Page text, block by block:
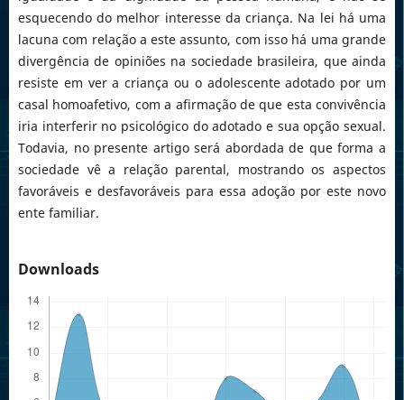
esquecendo do melhor interesse da criança. Na lei há uma
lacuna com relação a este assunto, com isso há uma grande
divergência de opiniões na sociedade brasileira, que ainda
resiste em ver a criança ou o adolescente adotado por um
casal homoafetivo, com a afirmação de que esta convivência
iria interferir no psicológico do adotado e sua opção sexual.
Todavia, no presente artigo será abordada de que forma a
sociedade vê a relação parental, mostrando os aspectos
favoráveis e desfavoráveis para essa adoção por este novo
ente familiar.
Downloads